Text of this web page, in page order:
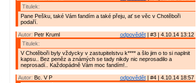
Titulek:
Pane Pešku, také Vám fandím a také přeju, ať se věc v Chotěboři
podaří.
odpovědět| #3 | 4.10.14 13:12
Autor: Petr Kruml
Titulek:
V Chotěboři byly vždycky v zastupitelstvu k**** a šlo jim o to si naplnit
kapsu.. Bez peněz a známých se tady nikdy nic neprosadilo a
neprosadí.. Každopádně Vám moc fandím!..
odpovědět| #4 | 4.10.14 18:57
Autor: Bc. V P